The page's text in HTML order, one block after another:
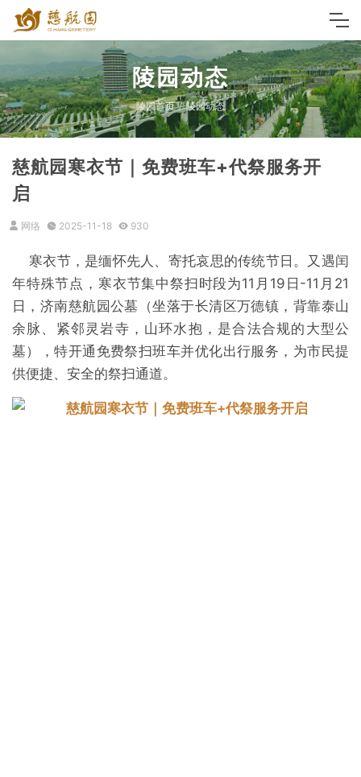
陵园动态
陵园首页 陵园动态
慈航园寒衣节｜免费班车+代祭服务开
启
网络 2025-11-18 930
寒衣节，是缅怀先人、寄托哀思的传统节日。又遇闰
年特殊节点，寒衣节集中祭扫时段为11月19日-11月21
日，济南慈航园公墓（坐落于长清区万德镇，背靠泰山
余脉、紧邻灵岩寺，山环水抱，是合法合规的大型公
墓），特开通免费祭扫班车并优化出行服务，为市民提
供便捷、安全的祭扫通道。